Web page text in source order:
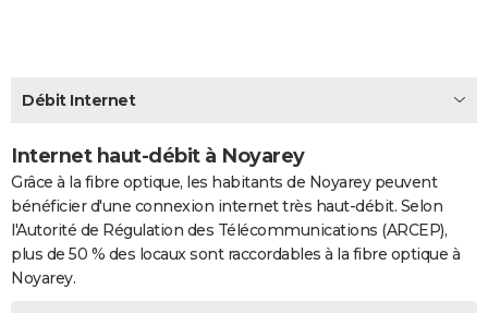
CARTE DE VOEUX
Carte de Noël
Carte Bonne année
Carte Saint-Valentin
Carte Pâques
Carte d'anniversaire
DICTIONNAIRE
PROGRAMME TV
COPAINS D'AVANT
Débit Internet
Internet haut-débit à Noyarey
Grâce à la fibre optique, les habitants de Noyarey peuvent
bénéficier d'une connexion internet très haut-débit. Selon
l'Autorité de Régulation des Télécommunications (ARCEP),
plus de 50 % des locaux sont raccordables à la fibre optique à
Noyarey.